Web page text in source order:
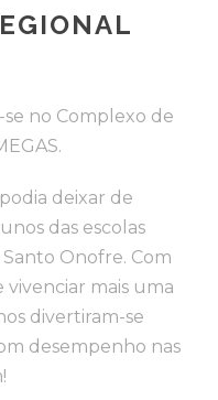
se no Complexo de
deixar de
das escolas
Onofre. Com
mais uma
divertiram-se
desempenho nas